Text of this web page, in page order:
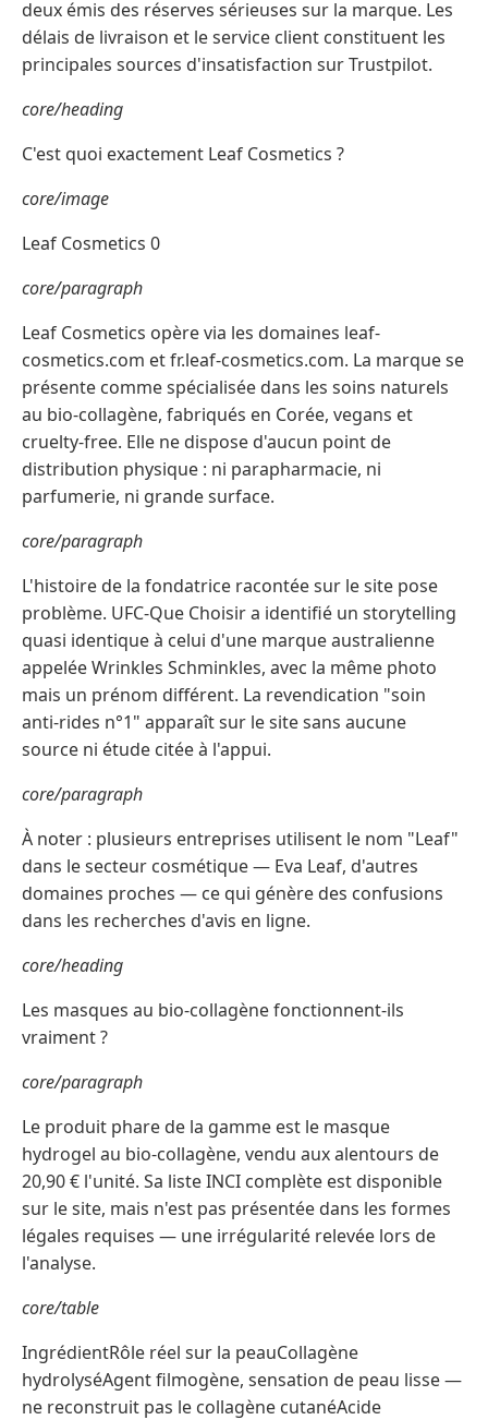
deux émis des réserves sérieuses sur la marque. Les
délais de livraison et le service client constituent les
principales sources d'insatisfaction sur Trustpilot.
core/heading
C'est quoi exactement Leaf Cosmetics ?
core/image
Leaf Cosmetics 0
core/paragraph
Leaf Cosmetics opère via les domaines leaf-
cosmetics.com et fr.leaf-cosmetics.com. La marque se
présente comme spécialisée dans les soins naturels
au bio-collagène, fabriqués en Corée, vegans et
cruelty-free. Elle ne dispose d'aucun point de
distribution physique : ni parapharmacie, ni
parfumerie, ni grande surface.
core/paragraph
L'histoire de la fondatrice racontée sur le site pose
problème. UFC-Que Choisir a identifié un storytelling
quasi identique à celui d'une marque australienne
appelée Wrinkles Schminkles, avec la même photo
mais un prénom différent. La revendication "soin
anti-rides n°1" apparaît sur le site sans aucune
source ni étude citée à l'appui.
core/paragraph
À noter : plusieurs entreprises utilisent le nom "Leaf"
dans le secteur cosmétique — Eva Leaf, d'autres
domaines proches — ce qui génère des confusions
dans les recherches d'avis en ligne.
core/heading
Les masques au bio-collagène fonctionnent-ils
vraiment ?
core/paragraph
Le produit phare de la gamme est le masque
hydrogel au bio-collagène, vendu aux alentours de
20,90 € l'unité. Sa liste INCI complète est disponible
sur le site, mais n'est pas présentée dans les formes
légales requises — une irrégularité relevée lors de
l'analyse.
core/table
IngrédientRôle réel sur la peauCollagène
hydrolyséAgent filmogène, sensation de peau lisse —
ne reconstruit pas le collagène cutanéAcide